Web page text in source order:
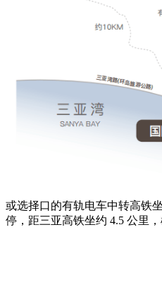
或选择口的有轨电车中转高铁
停，距三亚高铁坐约 4.5 公里，